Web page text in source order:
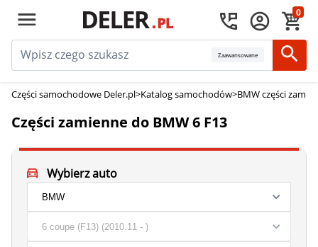
0
Zaawansowane
Części samochodowe Deler.pl>Katalog samochodów>BMW części
Części zamienne do BMW 6 F13
Wybierz auto